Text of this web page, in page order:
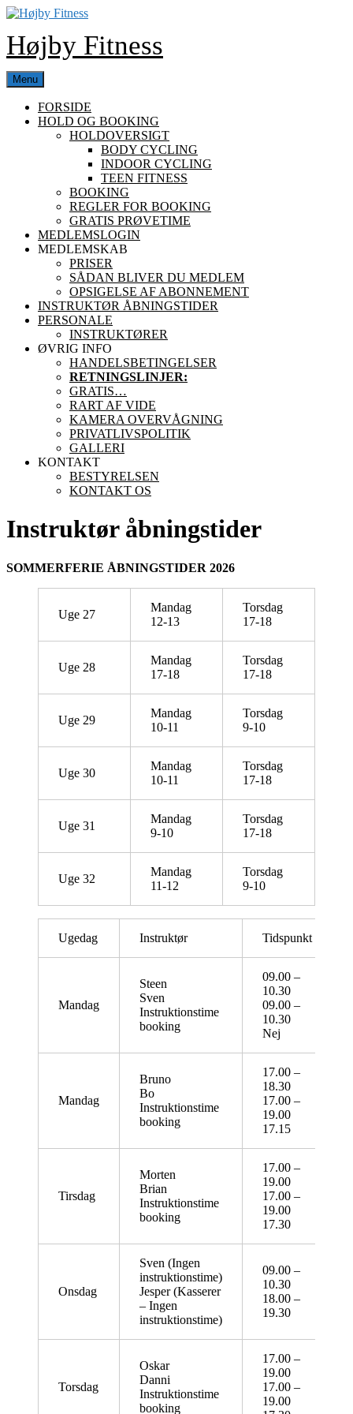
Skip
content
Højby Fitness
Menu
FORSIDE
HOLD OG BOOKING
HOLDOVERSIGT
BODY CYCLING
INDOOR CYCLING
TEEN FITNESS
BOOKING
REGLER FOR BOOKING
GRATIS PRØVETIME
MEDLEMSLOGIN
MEDLEMSKAB
PRISER
SÅDAN BLIVER DU MEDLEM
OPSIGELSE AF ABONNEMENT
INSTRUKTØR ÅBNINGSTIDER
PERSONALE
INSTRUKTØRER
ØVRIG INFO
HANDELSBETINGELSER
RETNINGSLINJER:
GRATIS…
RART AF VIDE
KAMERA OVERVÅGNING
PRIVATLIVSPOLITIK
GALLERI
KONTAKT
BESTYRELSEN
KONTAKT OS
Instruktør åbningstider
SOMMERFERIE ÅBNINGSTIDER 2026
Uge 27
Mandag
12-13
Torsdag
17-18
Uge 28
Mandag
17-18
Torsdag
17-18
Uge 29
Mandag
10-11
Torsdag
9-10
Uge 30
Mandag
10-11
Torsdag
17-18
Uge 31
Mandag
9-10
Torsdag
17-18
Uge 32
Mandag
11-12
Torsdag
9-10
Ugedag Instruktør Tidspunkt
Mandag
Steen
Sven
Instruktionstime
booking
09.00 –
10.30
09.00 –
10.30
Nej
Mandag
Bruno
Bo
Instruktionstime
booking
17.00 –
18.30
17.00 –
19.00
17.15
Tirsdag
Morten
Brian
Instruktionstime
booking
17.00 –
19.00
17.00 –
19.00
17.30
Onsdag
Sven (Ingen
instruktionstime)
Jesper (Kasserer
– Ingen
instruktionstime)
09.00 –
10.30
18.00 –
19.30
Torsdag
Oskar
Danni
Instruktionstime
booking
17.00 –
19.00
17.00 –
19.00